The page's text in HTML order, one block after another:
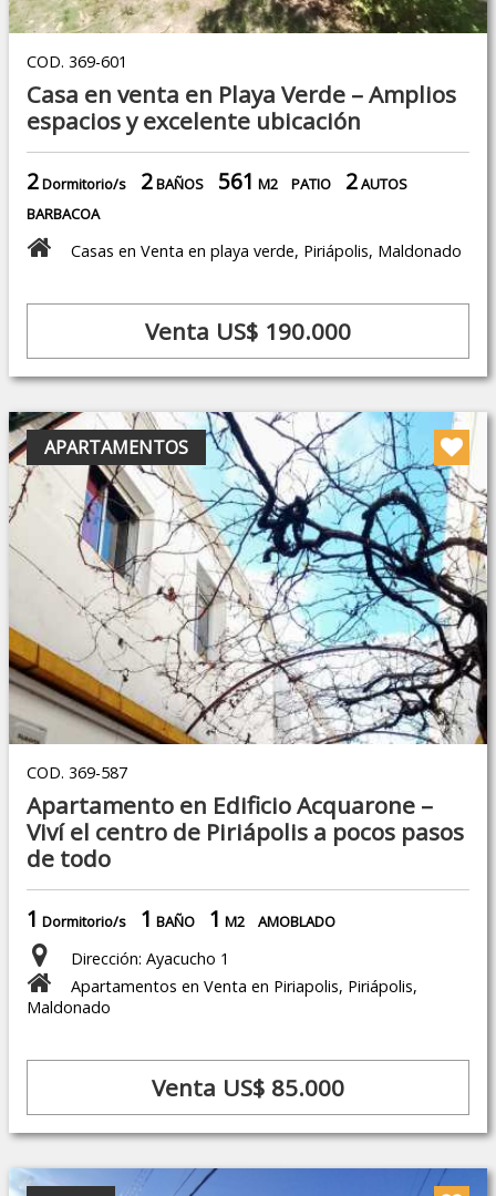
COD. 369-601
Casa en venta en Playa Verde – Amplios
espacios y excelente ubicación
2Dormitorio/s 2BAÑOS 561 M2 PATIO 2AUTOS
BARBACOA
Casas en Venta en playa verde, Piriápolis, Maldonado
Venta US$ 190.000
APARTAMENTOS
COD. 369-587
Apartamento en Edificio Acquarone –
Viví el centro de Piriápolis a pocos pasos
de todo
1 Dormitorio/s 1 BAÑO 1 M2 AMOBLADO
Dirección: Ayacucho 1
Apartamentos en Venta en Piriapolis, Piriápolis,
Maldonado
Venta US$ 85.000